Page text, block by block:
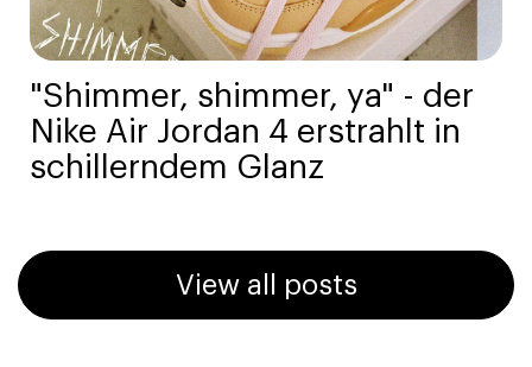
"Shimmer, shimmer, ya" - der
Nike Air Jordan 4 erstrahlt in
schillerndem Glanz
View all posts